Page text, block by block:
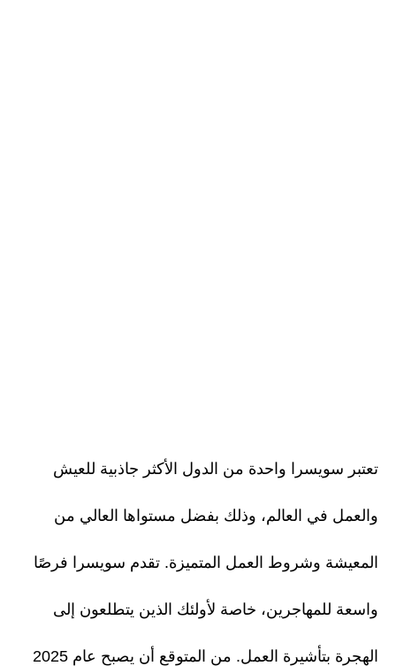
تعتبر سويسرا واحدة من الدول الأكثر جاذبية للعيش
والعمل في العالم، وذلك بفضل مستواها العالي من
المعيشة وشروط العمل المتميزة. تقدم سويسرا فرصًا
واسعة للمهاجرين، خاصة لأولئك الذين يتطلعون إلى
الهجرة بتأشيرة العمل. من المتوقع أن يصبح عام 2025